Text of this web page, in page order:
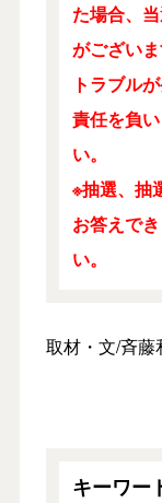
た場合、
がござい
トラブル
責任を負
い。
※抽選、抽
お答えで
い。
取材・文/斉藤
キーワー